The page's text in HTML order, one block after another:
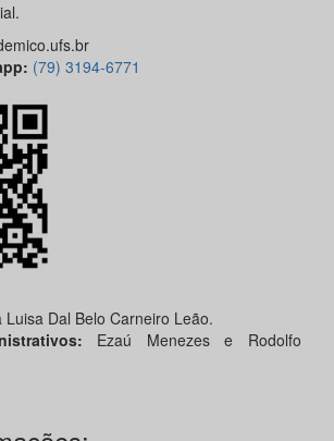
(79) 3194-6771
Luisa Dal Belo Carneiro Leão.
Ezaú Menezes e Rodolfo